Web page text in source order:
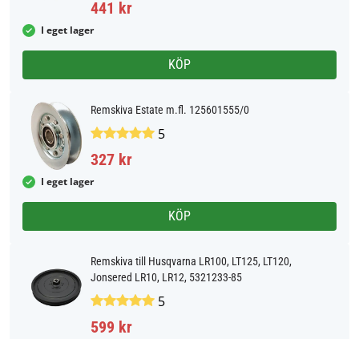
441 kr
I eget lager
KÖP
Remskiva Estate m.fl. 125601555/0
5
327 kr
I eget lager
KÖP
Remskiva till Husqvarna LR100, LT125, LT120,
Jonsered LR10, LR12, 5321233-85
5
599 kr